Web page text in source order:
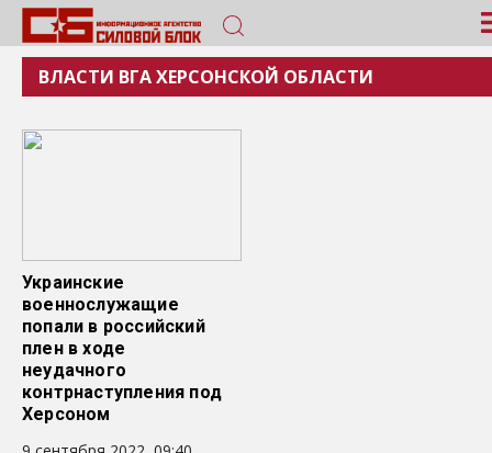
ВЛАСТИ ВГА ХЕРСОНСКОЙ ОБЛАСТИ
Украинские
военнослужащие
попали в российский
плен в ходе
неудачного
контрнаступления под
Херсоном